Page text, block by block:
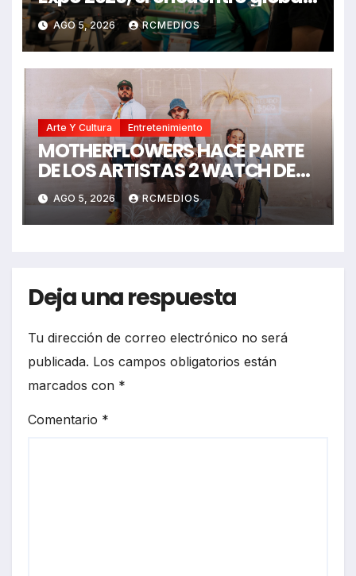
que impulsa ciudades
biointeligentes
AGO 5, 2026 RCMEDIOS
Arte Y Cultura Entretenimiento
MOTHERFLOWERS HACE PARTE
DE LOS ARTISTAS 2 WATCH DE
LOS PREMIOS JUVENTUD 2026
AGO 5, 2026 RCMEDIOS
Deja una respuesta
Tu dirección de correo electrónico no será
publicada. Los campos obligatorios están
marcados con *
Comentario *